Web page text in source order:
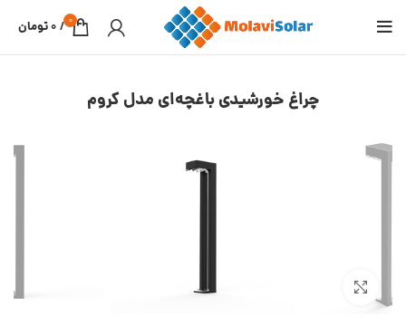
0
/
0تومان
چراغ خورشیدی باغچه‌ای مدل کروم